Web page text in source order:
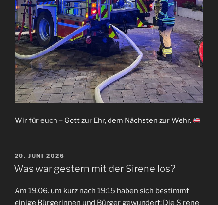
Wir für euch – Gott zur Ehr, dem Nächsten zur Wehr.
VERÖFFENTLICHT
AM
20. JUNI 2026
Was war gestern mit der Sirene los?
Am 19.06. um kurz nach 19:15 haben sich bestimmt
einige Bürgerinnen und Bürger gewundert: Die Sirene